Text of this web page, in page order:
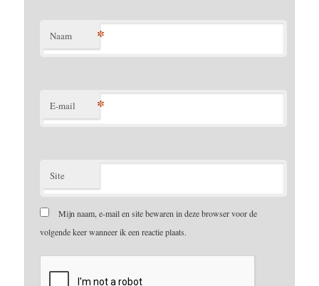
Naam *
E-mail *
Site
Mijn naam, e-mail en site bewaren in deze browser voor de
volgende keer wanneer ik een reactie plaats.